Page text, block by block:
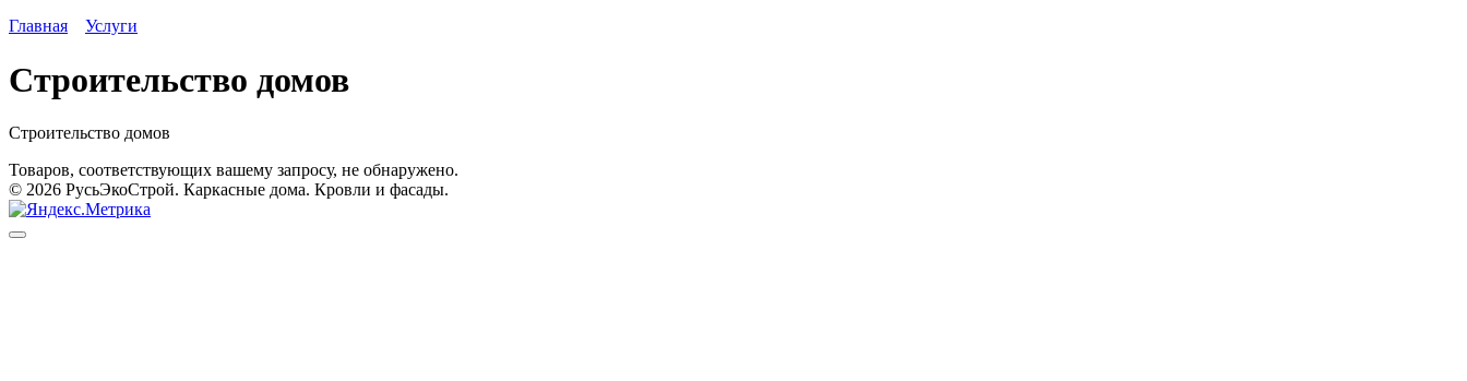
Главная
Услуги
Строительство домов
Строительство домов
Товаров, соответствующих вашему запросу, не обнаружено.
© 2026 РусьЭкоСтрой. Каркасные дома. Кровли и фасады.